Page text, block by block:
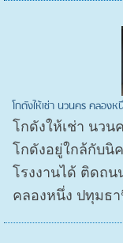
โกดังให้เช่า นวนคร คลอ
โกดังให้เช่า นว
โกดังอยู่ใกล้กับนิ
โรงงานได้ ติดถ
คลองหนึ่ง ปทุมธ